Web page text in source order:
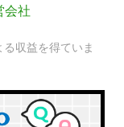
会社
収益を得ていま